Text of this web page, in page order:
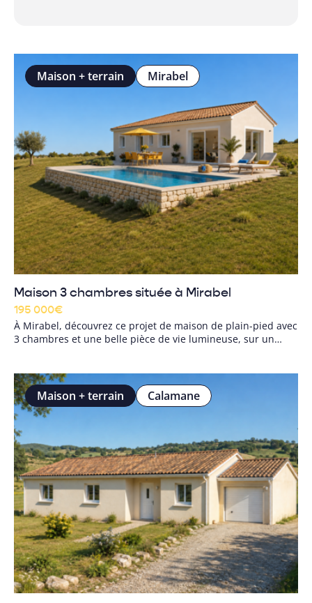
Maison + terrain Mirabel
Maison 3 chambres située à Mirabel
195 000€
À Mirabel, découvrez ce projet de maison de plain-pied avec
3 chambres et une belle pièce de vie lumineuse, sur un
Maison + terrain Calamane